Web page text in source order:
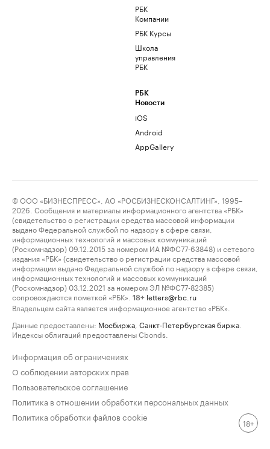
РБК
Компании
РБК Курсы
Школа
управления
РБК
РБК
Новости
iOS
Android
AppGallery
© ООО «БИЗНЕСПРЕСС», АО «РОСБИЗНЕСКОНСАЛТИНГ», 1995–
2026. Сообщения и материалы информационного агентства «РБК»
(свидетельство о регистрации средства массовой информации
выдано Федеральной службой по надзору в сфере связи,
информационных технологий и массовых коммуникаций
(Роскомнадзор) 09.12.2015 за номером ИА №ФС77-63848) и сетевого
издания «РБК» (свидетельство о регистрации средства массовой
информации выдано Федеральной службой по надзору в сфере связи,
информационных технологий и массовых коммуникаций
(Роскомнадзор) 03.12.2021 за номером ЭЛ №ФС77-82385)
сопровождаются пометкой «РБК».
18+ letters@rbc.ru
Владельцем сайта является информационное агентство «РБК».
Данные предоставлены: Мосбиржа Санкт-Петербургская биржа
Индексы облигаций предоставлены Cbonds.
Информация об ограничениях
О соблюдении авторских прав
Пользовательское соглашение
Политика в отношении обработки персональных данных
Политика обработки файлов cookie
18+